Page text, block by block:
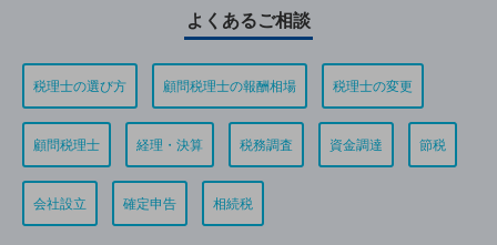
よくあるご相談
税理士の選び方 顧問税理士の報酬相場 税理士の変更
顧問税理士 経理・決算 税務調査 資金調達 節税
会社設立 確定申告 相続税